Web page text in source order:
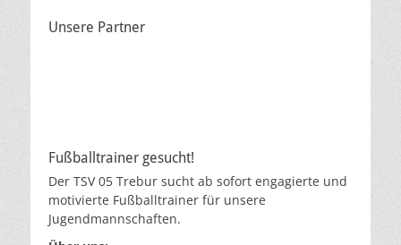
Unsere Partner
Fußballtrainer gesucht!
Der TSV 05 Trebur sucht ab sofort engagierte und
motivierte Fußballtrainer für unsere
Jugendmannschaften.